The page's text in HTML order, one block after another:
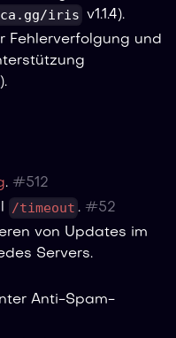
iris v1.1.4).
Fehlerverfolgung und
).
. #512
/timeout . #52
von Updates im
Servers.
Anti-Spam-